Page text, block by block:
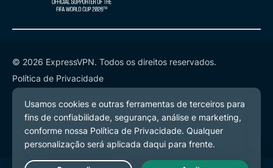
© 2026 ExpressVPN. Todos os direitos reservados.
Política de Privacidade
Termos de Serviço
Preferências de Cookies